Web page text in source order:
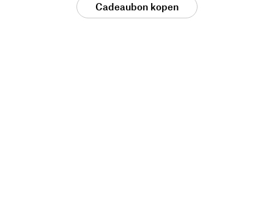
Cadeaubon kopen